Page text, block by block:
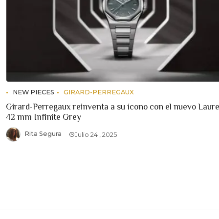
NEW PIECES GIRARD-PERREGAUX
Girard-Perregaux reinventa a su ícono con el nuevo
42 mm Infinite Grey
Rita Segura Julio 24 , 2025